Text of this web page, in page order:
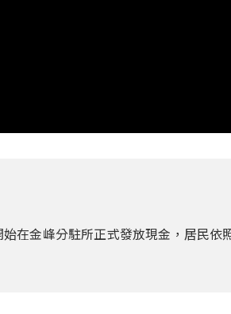
在金峰分駐所正式發放現金，居民依